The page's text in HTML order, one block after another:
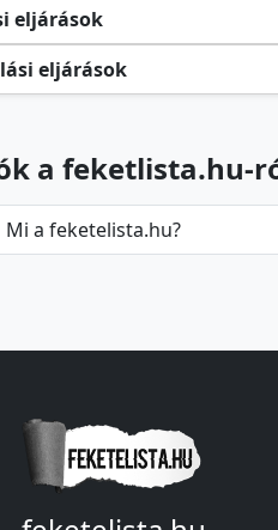
eljárások
eljárások
a feketlista.hu-
Mi a feketelista.hu?